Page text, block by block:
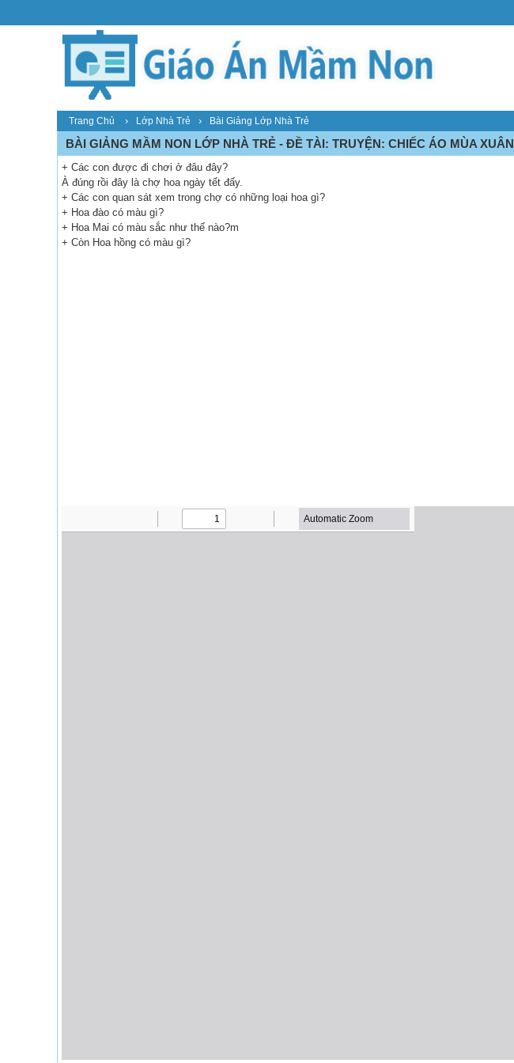
Trang Chủ › Lớp Nhà Trẻ › Bài Giảng Lớp Nhà Trẻ
BÀI GIẢNG MẦM NON LỚP NHÀ TRẺ - ĐỀ TÀI: TRUYỆN: CHIẾC ÁO MÙA XUÂN
+ Các con được đi chơi ở đâu đây?
À đúng rồi đây là chợ hoa ngày tết đấy.
+ Các con quan sát xem trong chợ có những loại hoa gì?
+ Hoa đào có màu gì?
+ Hoa Mai có màu sắc như thế nào?m
+ Còn Hoa hồng có màu gì?